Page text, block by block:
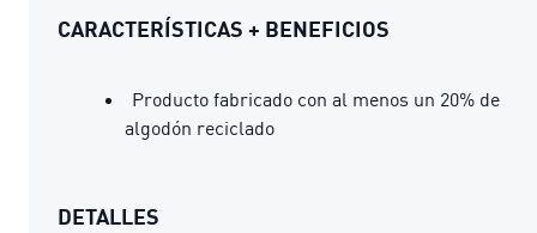
CARACTERÍSTICAS + BENEFICIOS
Producto fabricado con al menos un 20% de
algodón reciclado
DETALLES